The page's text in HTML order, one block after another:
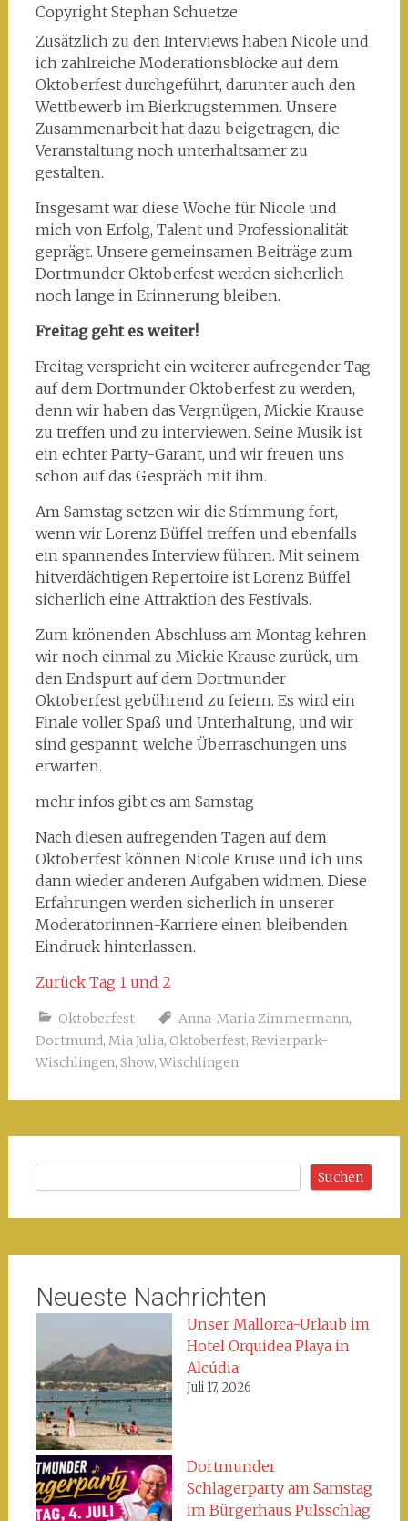
Copyright Stephan Schuetze
Zusätzlich zu den Interviews haben Nicole und
ich zahlreiche Moderationsblöcke auf dem
Oktoberfest durchgeführt, darunter auch den
Wettbewerb im Bierkrugstemmen. Unsere
Zusammenarbeit hat dazu beigetragen, die
Veranstaltung noch unterhaltsamer zu
gestalten.
Insgesamt war diese Woche für Nicole und
mich von Erfolg, Talent und Professionalität
geprägt. Unsere gemeinsamen Beiträge zum
Dortmunder Oktoberfest werden sicherlich
noch lange in Erinnerung bleiben.
Freitag geht es weiter!
Freitag verspricht ein weiterer aufregender Tag
auf dem Dortmunder Oktoberfest zu werden,
denn wir haben das Vergnügen, Mickie Krause
zu treffen und zu interviewen. Seine Musik ist
ein echter Party-Garant, und wir freuen uns
schon auf das Gespräch mit ihm.
Am Samstag setzen wir die Stimmung fort,
wenn wir Lorenz Büffel treffen und ebenfalls
ein spannendes Interview führen. Mit seinem
hitverdächtigen Repertoire ist Lorenz Büffel
sicherlich eine Attraktion des Festivals.
Zum krönenden Abschluss am Montag kehren
wir noch einmal zu Mickie Krause zurück, um
den Endspurt auf dem Dortmunder
Oktoberfest gebührend zu feiern. Es wird ein
Finale voller Spaß und Unterhaltung, und wir
sind gespannt, welche Überraschungen uns
erwarten.
mehr infos gibt es am Samstag
Nach diesen aufregenden Tagen auf dem
Oktoberfest können Nicole Kruse und ich uns
dann wieder anderen Aufgaben widmen. Diese
Erfahrungen werden sicherlich in unserer
Moderatorinnen-Karriere einen bleibenden
Eindruck hinterlassen.
Zurück Tag 1 und 2
Oktoberfest Anna-Maria Zimmermann,
Dortmund, Mia Julia, Oktoberfest, Revierpark-
Wischlingen, Show, Wischlingen
Suchen
Neueste Nachrichten
Unser Mallorca-Urlaub im
Hotel Orquidea Playa in
Alcúdia
Juli 17, 2026
Dortmunder
Schlagerparty am Samstag
im Bürgerhaus Pulsschlag